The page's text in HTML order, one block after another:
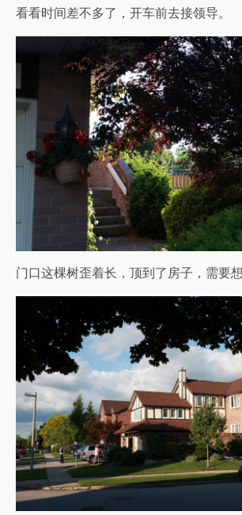
看看时间差不多了，开车前去接领导。
门口这棵树歪着长，顶到了房子，需要想